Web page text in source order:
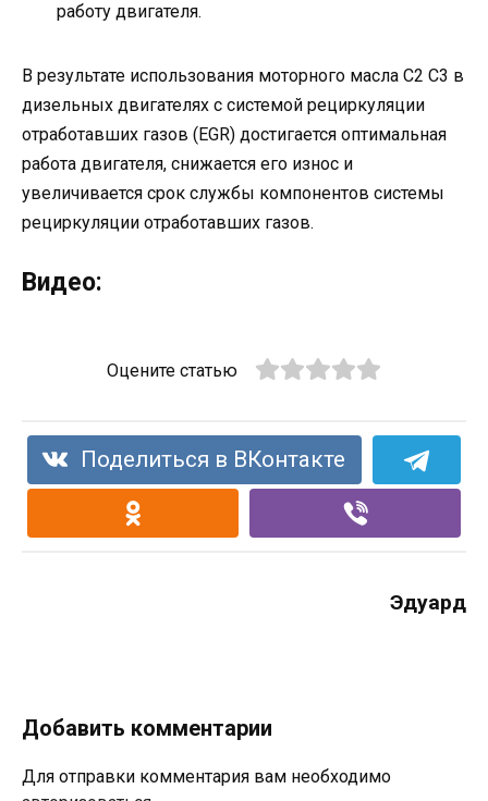
работу двигателя.
В результате использования моторного масла C2 C3 в
дизельных двигателях с системой рециркуляции
отработавших газов (EGR) достигается оптимальная
работа двигателя, снижается его износ и
увеличивается срок службы компонентов системы
рециркуляции отработавших газов.
Видео:
Оцените статью
Поделиться в ВКонтакте
Эдуард
Добавить комментарии
Для отправки комментария вам необходимо